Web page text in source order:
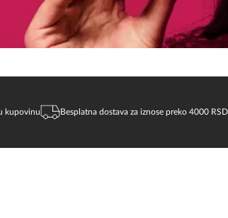
kupovinu Besplatna dostava za iznose preko 4000 RSD